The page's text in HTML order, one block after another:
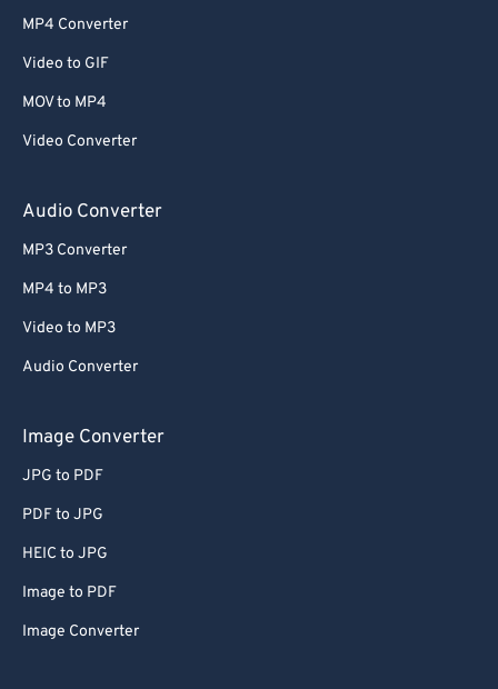
MP4 Converter
Video to GIF
MOV to MP4
Video Converter
Audio Converter
MP3 Converter
MP4 to MP3
Video to MP3
Audio Converter
Image Converter
JPG to PDF
PDF to JPG
HEIC to JPG
Image to PDF
Image Converter